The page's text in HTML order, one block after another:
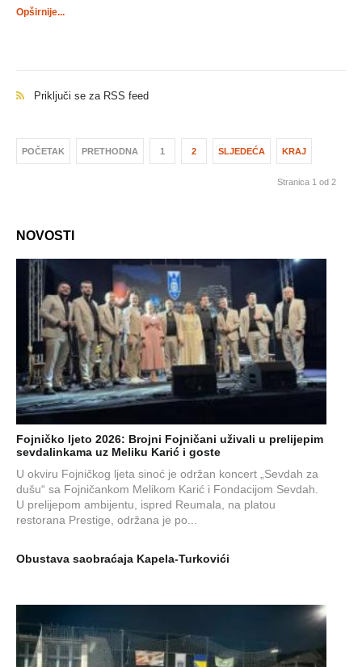
Opširnije...
Priključi se za RSS feed
POČETAK PRETHODNA 1 2 SLJEDEĆA KRAJ
Stranica 1 od 2
NOVOSTI
Fojničko ljeto 2026: Brojni Fojničani uživali u prelijepim
sevdalinkama uz Meliku Karić i goste
U okviru Fojničkog ljeta sinoć je održan koncert „Sevdah za
dušu“ sa Fojničankom Melikom Karić i Fondacijom Sevdah.
U prelijepom ambijentu, ispred Reumala, na platou
restorana Prestige, održana je po...
Obustava saobraćaja Kapela-Turkovići